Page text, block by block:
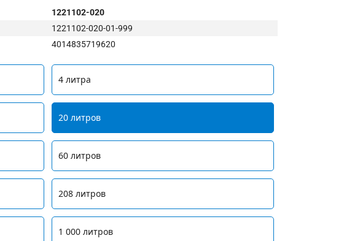
4 литра
20 литров
60 литров
208 литров
1 000 литров
1221102-020
1221102-020-01-999
4014835719620